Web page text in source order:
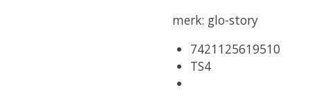
merk: glo-story
7421125619510
TS4